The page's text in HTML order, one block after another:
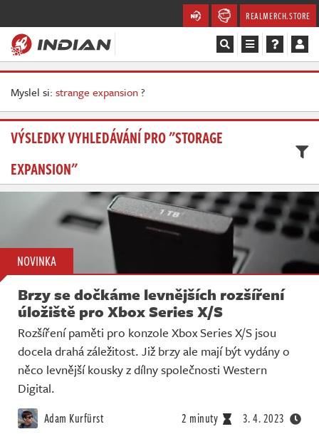
REALMERCH.STORE
Magazín
Recenze
Soutěže
Komunita
Redakce
Myslel si: strange expansion?
VÝSLEDKY VYHLEDÁVÁNÍ PRO "STORAGE
EXPANSION"
NOVINKA
Brzy se dočkáme levnějších rozšíření
úložiště pro Xbox Series X/S
Rozšíření paměti pro konzole Xbox Series X/S jsou
docela drahá záležitost. Již brzy ale mají být vydány o
něco levnější kousky z dílny společnosti Western
Digital.
Adam Kurfürst 2 minuty 3. 4. 2023